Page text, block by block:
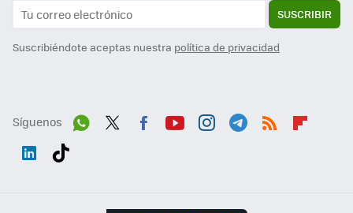
SUSCRIBIR
Suscribiéndote aceptas nuestra política de privacidad
Síguenos